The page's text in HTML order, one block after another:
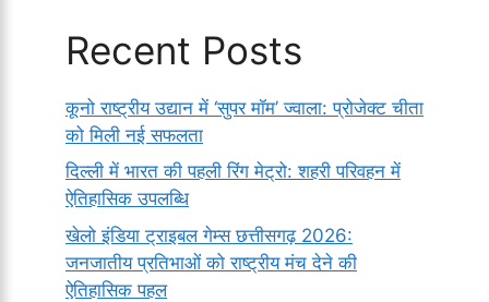
Recent Posts
कूनो राष्ट्रीय उद्यान में ‘सुपर मॉम’ ज्वाला: प्रोजेक्ट चीता
को मिली नई सफलता
दिल्ली में भारत की पहली रिंग मेट्रो: शहरी परिवहन में
ऐतिहासिक उपलब्धि
खेलो इंडिया ट्राइबल गेम्स छत्तीसगढ़ 2026:
जनजातीय प्रतिभाओं को राष्ट्रीय मंच देने की
ऐतिहासिक पहल